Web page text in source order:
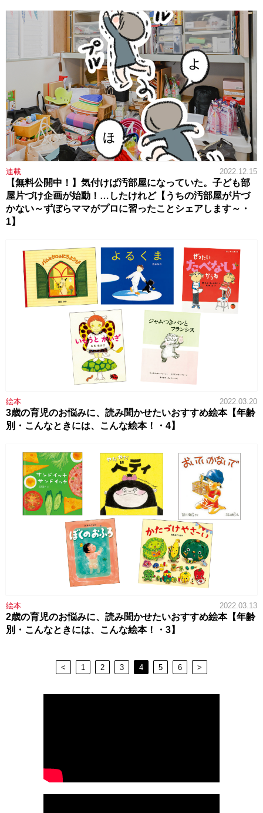
連載 2022.12.15
【無料公開中！】気付けば汚部屋になっていた。子ども部
屋片づけ企画が始動！…したけれど【うちの汚部屋が片づ
かない～ずぼらママがプロに習ったことシェアします～・
1】
絵本 2022.03.20
3歳の育児のお悩みに、読み聞かせたいおすすめ絵本【年齢
別・こんなときには、こんな絵本！・4】
絵本 2022.03.13
2歳の育児のお悩みに、読み聞かせたいおすすめ絵本【年齢
別・こんなときには、こんな絵本！・3】
< 1 2 3 4 5 6 >